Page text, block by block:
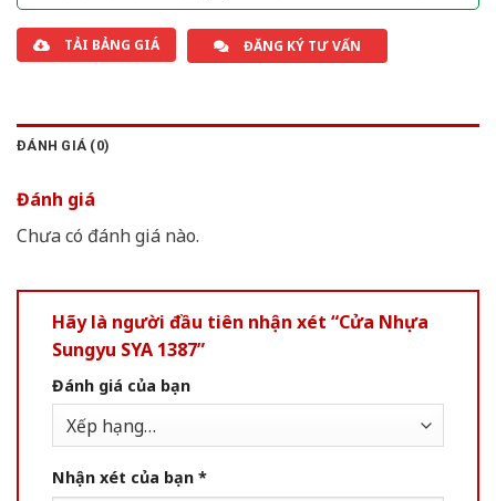
TẢI BẢNG GIÁ ĐĂNG KÝ TƯ VẤN
ĐÁNH GIÁ (0)
Đánh giá
Chưa có đánh giá nào.
Hãy là người đầu tiên nhận xét “Cửa Nhựa
Sungyu SYA 1387”
Đánh giá của bạn
Nhận xét của bạn *